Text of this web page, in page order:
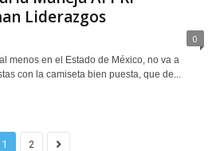
Liderazgos
0
menos en el Estado de México, no va a
con la camiseta bien puesta, que de...
1 2